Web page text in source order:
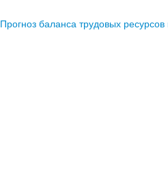
Прогноз баланса трудовых